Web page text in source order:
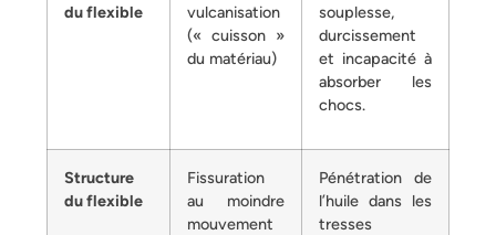
du flexible
vulcanisation
(« cuisson »
du matériau)
souplesse,
durcissement
et incapacité à
absorber les
chocs.
Structure
du flexible
Fissuration
au moindre
mouvement
Pénétration de
l’huile dans les
tresses